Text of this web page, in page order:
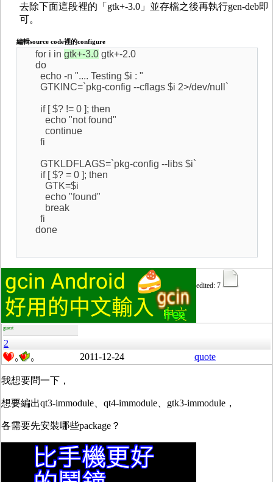
去除下面這段裡的「gtk+-3.0」並存檔之後再執行gen-deb即
可。
編輯source code裡的configure
for i in gtk+-3.0gtk+-2.0
do
echo -n ".... Testing $i : "
GTKINC=`pkg-config --cflags $i 2>/dev/null`
if [ $? != 0 ]; then
echo "not found"
continue
fi
GTKLDFLAGS=`pkg-config --libs $i`
if [ $? = 0 ]; then
GTK=$i
echo "found"
break
fi
done
edited: 7
guest
2
0 0 2011-12-24 quote
我想要問一下，
想要編出qt3-immodule、qt4-immodule、gtk3-immodule，
各需要先安裝哪些package？